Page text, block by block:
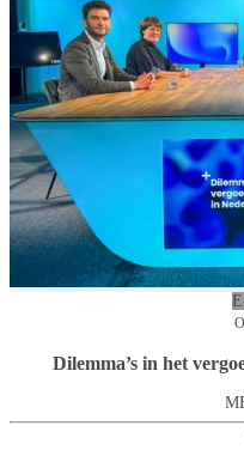
Dilemma’s in het